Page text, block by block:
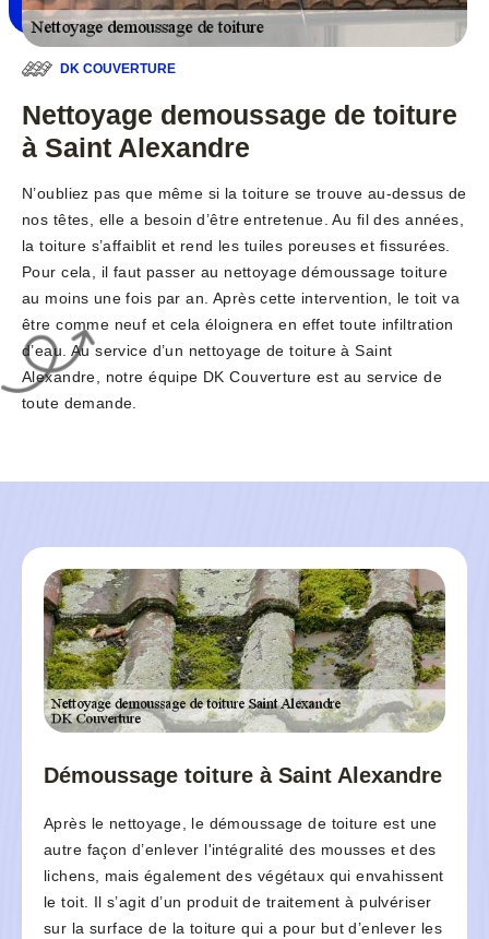
DK COUVERTURE
Nettoyage demoussage de toiture
à Saint Alexandre
N’oubliez pas que même si la toiture se trouve au-dessus de
nos têtes, elle a besoin d’être entretenue. Au fil des années,
la toiture s’affaiblit et rend les tuiles poreuses et fissurées.
Pour cela, il faut passer au nettoyage démoussage toiture
au moins une fois par an. Après cette intervention, le toit va
être comme neuf et cela éloignera en effet toute infiltration
d’eau. Au service d’un nettoyage de toiture à Saint
Alexandre, notre équipe DK Couverture est au service de
toute demande.
Démoussage toiture à Saint Alexandre
Après le nettoyage, le démoussage de toiture est une
autre façon d’enlever l'intégralité des mousses et des
lichens, mais également des végétaux qui envahissent
le toit. Il s’agit d’un produit de traitement à pulvériser
sur la surface de la toiture qui a pour but d’enlever les